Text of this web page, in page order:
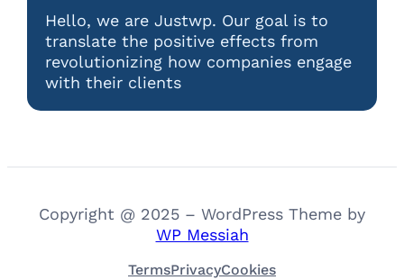
Hello, we are Justwp. Our goal is to
translate the positive effects from
revolutionizing how companies engage
with their clients
Copyright @ 2025 – WordPress Theme by
WP Messiah
TermsPrivacyCookies